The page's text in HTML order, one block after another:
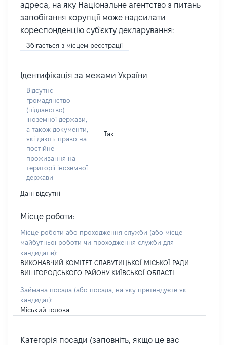
адреса, на яку Національне агентство з питань
запобігання корупції може надсилати
кореспонденцію суб'єкту декларування:
Збігається з місцем реєстрації
Ідентифікація за межами України
Відсутнє
громадянство
(підданство)
іноземної держави,
а також документи,
які дають право на
постійне
проживання на
території іноземної
держави
Так
Дані відсутні
Місце роботи:
Місце роботи або проходження служби (або місце
майбутньої роботи чи проходження служби для
кандидатів):
ВИКОНАВЧИЙ КОМІТЕТ СЛАВУТИЦЬКОЇ МІСЬКОЇ РАДИ
ВИШГОРОДСЬКОГО РАЙОНУ КИЇВСЬКОЇ ОБЛАСТІ
Займана посада (або посада, на яку претендуєте як
кандидат):
Міський голова
Категорія посади (заповніть, якщо це вас